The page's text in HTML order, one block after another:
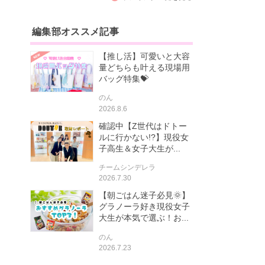
編集部オススメ記事
【推し活】可愛いと大容
量どちらも叶える現場用
バッグ特集💝
のん
2026.8.6
確認中【Z世代はドトー
ルに行かない!?】現役女
子高生＆女子大生が...
チームシンデレラ
2026.7.30
【朝ごはん迷子必見🌞】
グラノーラ好き現役女子
大生が本気で選ぶ！お...
のん
2026.7.23